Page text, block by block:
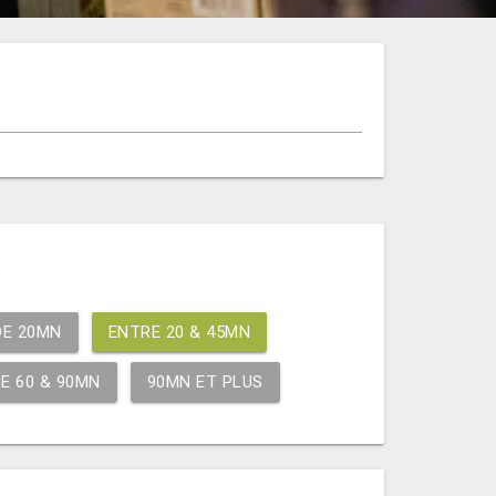
20MN ENTRE 20 & 45MN
60 & 90MN 90MN ET PLUS